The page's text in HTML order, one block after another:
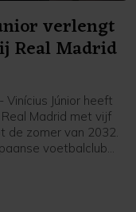
verlengt
Real Madrid
Vinícius Júnior heeft
Madrid met vijf
de zomer van 2032.
voetbalclub